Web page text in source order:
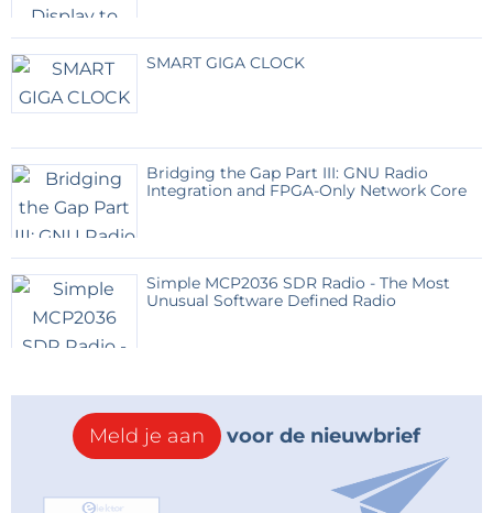
SMART GIGA CLOCK
Bridging the Gap Part III: GNU Radio
Integration and FPGA-Only Network Core
Simple MCP2036 SDR Radio - The Most
Unusual Software Defined Radio
Meld je aan voor de nieuwbrief